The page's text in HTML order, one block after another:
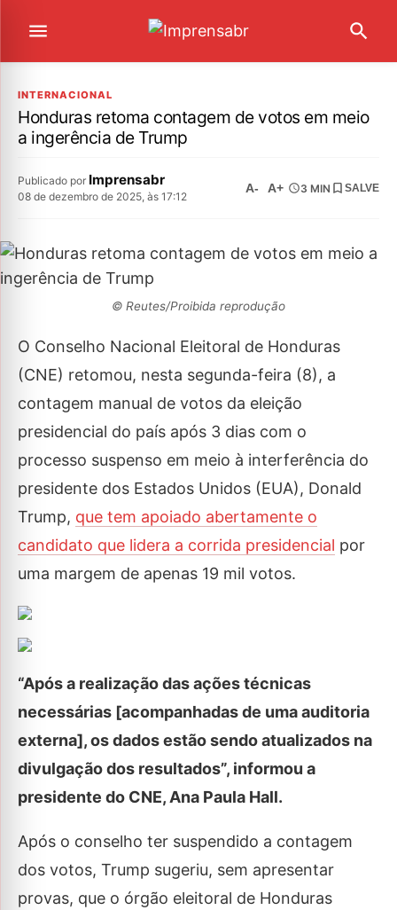
INTERNACIONAL
Honduras retoma contagem de votos em meio
a ingerência de Trump
Publicado por Imprensabr
08 de dezembro de 2025, às 17:12
A- A+ 3 MIN SALVE
© Reutes/Proibida reprodução
O Conselho Nacional Eleitoral de Honduras
(CNE) retomou, nesta segunda-feira (8), a
contagem manual de votos da eleição
presidencial do país após 3 dias com o
processo suspenso em meio à interferência do
presidente dos Estados Unidos (EUA), Donald
Trump, que tem apoiado abertamente o
candidato que lidera a corrida presidencial por
uma margem de apenas 19 mil votos.
“Após a realização das ações técnicas
necessárias [acompanhadas de uma auditoria
externa], os dados estão sendo atualizados na
divulgação dos resultados”, informou a
presidente do CNE, Ana Paula Hall.
Após o conselho ter suspendido a contagem
dos votos, Trump sugeriu, sem apresentar
provas, que o órgão eleitoral de Honduras